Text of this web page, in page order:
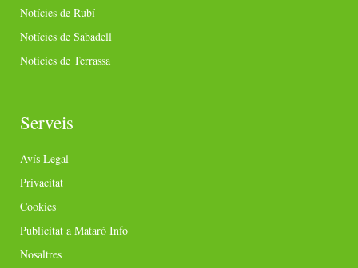
Notícies de Rubí
Notícies de Sabadell
Notícies de Terrassa
Serveis
Avís Legal
Privacitat
Cookies
Publicitat a Mataró Info
Nosaltres